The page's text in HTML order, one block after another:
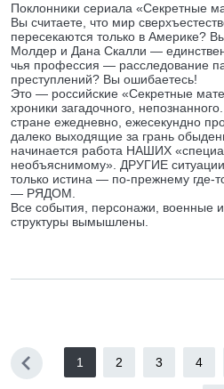
Поклонники сериала «Секретные
Вы считаете, что мир
пересекаются только в Америке?
Молдер и Дана Скалли —
чья профессия — расследование
преступлений? Вы ошибаетесь!
Это — российские «Секретные
хроники загадочного,
стране ежедневно, ежесекундно
далеко выходящие за грань
начинается работа НАШИХ
необъяснимому». ДРУГИЕ
только истина — по-прежнему
— РЯДОМ.
Все события, персонажи, военные
структуры вымышлены.
1 2 3 4